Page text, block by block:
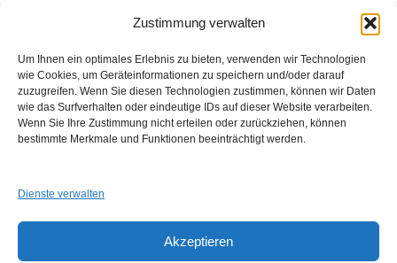
Zustimmung verwalten
Um Ihnen ein optimales Erlebnis zu bieten, verwenden wir Technologien
wie Cookies, um Geräteinformationen zu speichern und/oder darauf
zuzugreifen. Wenn Sie diesen Technologien zustimmen, können wir Daten
wie das Surfverhalten oder eindeutige IDs auf dieser Website verarbeiten.
Wenn Sie Ihre Zustimmung nicht erteilen oder zurückziehen, können
bestimmte Merkmale und Funktionen beeinträchtigt werden.
Dienste verwalten
Akzeptieren
GUAD e.V.
info@guad-netz.de